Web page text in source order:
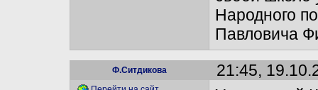
Народного
Павловича
Ф.Ситдикова 21:45,